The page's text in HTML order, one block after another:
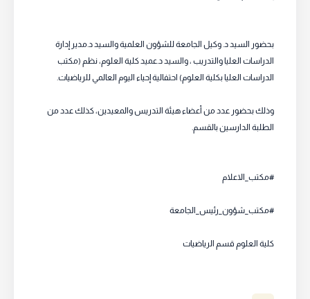
بحضور السيد د. وكيل الجامعة للشؤون العلمية والسيد د.مدير إدارة
الدراسات العليا والتدريب ، والسيد د.عميد كلية العلوم، نظم (مكتب
الدراسات العليا بكلية العلوم) احتفالية إحياء اليوم العالمي للرياضيات.
وذلك بحضور عدد من أعضاء هيئة التدريس والمعيدين، كذلك عدد من
الطلبة الدارسين بالقسم.
#مكتب_الاعلام
#مكتب_شؤون_رئيس_الجامعة
كلية العلوم قسم الرياضيات